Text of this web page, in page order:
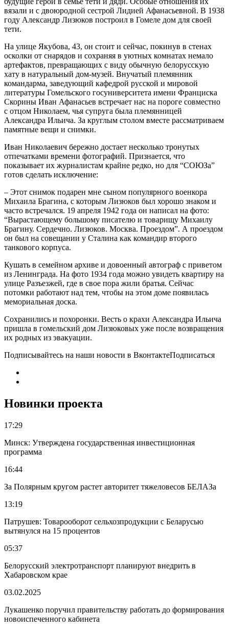
вязали и с двоюродной сестрой Лидией Афанасьевной. В 1938
году Александр Лизюков построил в Гомеле дом для своей
тети.
На улице Якубова, 43, он стоит и сейчас, покинув в стенах
осколки от снарядов и сохраняя в уютных комнатах немало
артефактов, превращающих с виду обычную белорусскую
хату в натуральный дом-музей. Внучатый племянник
командарма, заведующий кафедрой русской и мировой
литературы Гомельского госуниверситета имени Франциска
Скорины Иван Афанасьев встречает нас на пороге совместно
с отцом Николаем, чья супруга была племянницей
Александра Ильича. За круглым столом вместе рассматриваем
памятные вещи и снимки.
Иван Николаевич бережно достает несколько тронутых
отпечатками времени фотографий. Признается, что
показывает их журналистам крайне редко, но для “СОЮЗа”
готов сделать исключение:
– Этот снимок подарен мне сыном популярного военкора
Михаила Брагина, с которым Лизюков был хорошо знаком и
часто встречался. 19 апреля 1942 года он написал на фото:
“Вырастающему большому писателю и товарищу Михаилу
Брагину. Сердечно. Лизюков. Москва. Проездом”. А проездом
он был на совещании у Сталина как командир второго
танкового корпуса.
Кушать в семейном архиве и довоенный автограф с приветом
из Ленинграда. На фото 1934 года можно увидеть квартиру на
улице Разъезжей, где в свое пора жили братья. Сейчас
потомки работают над тем, чтобы на этом доме появилась
мемориальная доска.
Сохранились и похоронки. Весть о крахи Александра Ильича
пришла в гомельский дом Лизюковых уже после возвращения
их родных из эвакуации.
Подписывайтесь на наши новости в ВконтактеПодписаться
Новинки проекта
17:29
Минск: Утверждена государственная инвестиционная
программа
16:44
За Полярным кругом растет авторитет тяжеловесов БЕЛАЗа
13:19
Патрушев: Товарооборот сельхозпродукции с Беларусью
вытянулся на 15 процентов
05:37
Белорусский электротранспорт планируют внедрить в
Хабаровском крае
03.02.2025
Лукашенко поручил правительству работать до формирования
новоиспеченного кабинета